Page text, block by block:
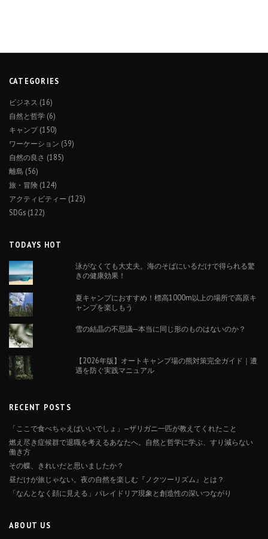
CATEGORIES
ビジネス (16)
自然と哲学 (6)
キャンプ(150)
ワーケーション (39)
自然の良さ (185)
離島 (56)
旅・冒険 (124)
アクティビティー (123)
SDGs (122)
TODAYS HOT
泳がなくても大丈夫。海のそばにいるだけで得られる驚
きの健康効果！
夏キャンプにおすすめ！標高1000m以上の場所で高原キ
ャンプを楽しもう
雪の結晶の不思議─本当に同じ形のものはないのか？
【2026年版】オートキャンプ場の熊対策完全ガイド｜遭
遇を防ぐ実践マニュアル
RECENT POSTS
「ここで食べちゃえばいいでしょ」—ザリガニ一匹が教えてくれたこと
燃え尽き症候群で退職を考えるあなたへ。自然と哲学に学ぶ、すり減らない
働き方
その蝶、きれいだと思いましたか？
昼だけが旅じゃない。夜の自然を楽しむ『ノクツーリズム』とは？
「なんとなく顔に見える」パレイドリア現象と創造性の深いつながり
ABOUT US